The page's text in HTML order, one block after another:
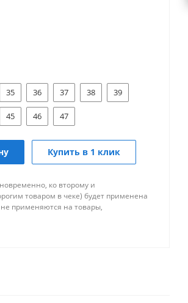
35 36 37 38 39
45 46 47
Купить в 1 клик
ко второму и
товаром в чеке) будет применена
применяются на товары,